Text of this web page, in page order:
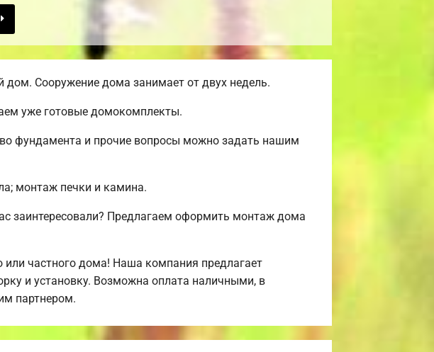
дом. Сооружение дома занимает от двух недель.
уже готовые домокомплекты.
фундамента и прочие вопросы можно задать нашим
монтаж печки и камина.
заинтересовали? Предлагаем оформить монтаж дома
частного дома! Наша компания предлагает
и установку. Возможна оплата наличными, в
партнером.